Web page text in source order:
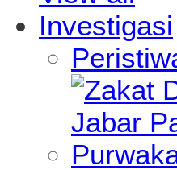
Investigasi